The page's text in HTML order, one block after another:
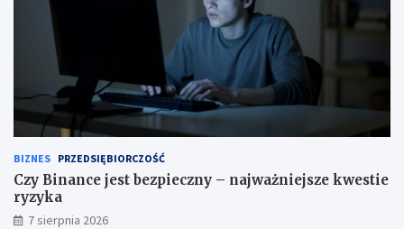
BIZNES PRZEDSIĘBIORCZOŚĆ
Czy Binance jest bezpieczny – najważniejsze kwestie
ryzyka
7 sierpnia 2026